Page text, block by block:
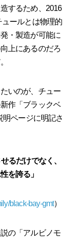
するため、2016
ールとは物理的
・製造が可能に
上にあるのだろ
いのが、チュー
作「ブラックベ
ページに明記さ
るだけでなく、
を誇る」
black-bay-gmt）
の「アルビノモ